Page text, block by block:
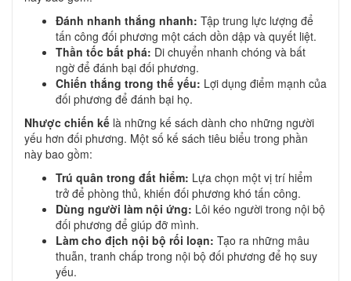
Đánh nhanh thắng nhanh: Tập trung lực lượng để
tấn công đối phương một cách dồn dập và quyết liệt.
Thần tốc bất phá: Di chuyển nhanh chóng và bất
ngờ để đánh bại đối phương.
Chiến thắng trong thế yếu: Lợi dụng điểm mạnh của
đối phương để đánh bại họ.
Nhược chiến kế là những kế sách dành cho những người
yếu hơn đối phương. Một số kế sách tiêu biểu trong phần
này bao gồm:
Trú quân trong đất hiểm: Lựa chọn một vị trí hiểm
trở để phòng thủ, khiến đối phương khó tấn công.
Dùng người làm nội ứng: Lôi kéo người trong nội bộ
đối phương để giúp đỡ mình.
Làm cho địch nội bộ rối loạn: Tạo ra những mâu
thuẫn, tranh chấp trong nội bộ đối phương để họ suy
yếu.